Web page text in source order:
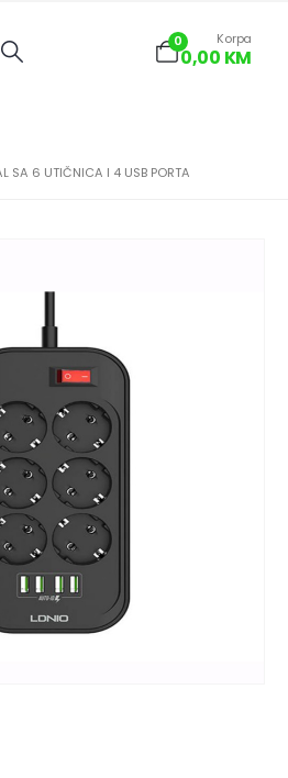
0 Korpa
0,00 KM
SA 6 UTIČNICA I 4 USB PORTA